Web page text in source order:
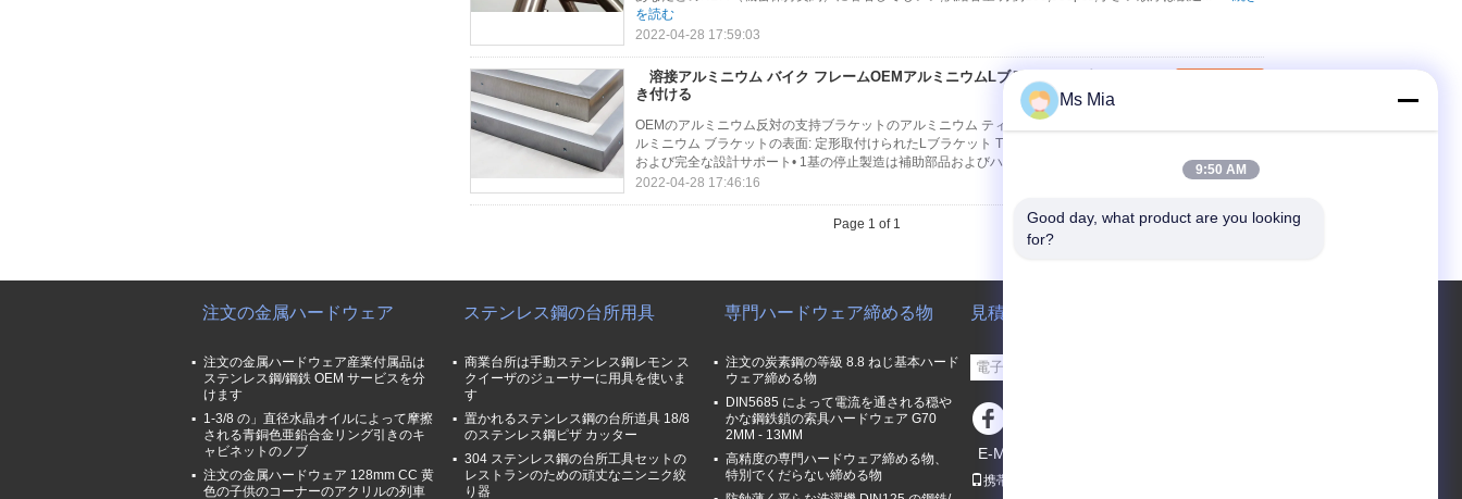
を読む
2022-04-28 17:59:03
溶接アルミニウム バイク フレームOEMアルミニウムLブラケットに砂を吹
き付ける
OEMのアルミニウム反対の支持ブラケットのアルミニウム ティグ溶接 プロセス サービス 速い細部: OEMア
ルミニウム ブラケットの表面: 定形取付けられたLブラケット Triaggleブラケット 角カッコ 記述: • 設計援助
および完全な設計サポート• 1基の停止製造は補助部品およびハードウェア海...
2022-04-28 17:46:16
Page 1 of 1
注文の金属ハードウェア
注文の金属ハードウェア産業付属品は
ステンレス鋼/鋼鉄 OEM サービスを分
けます
1-3/8 の」直径水晶オイルによって摩擦
される青銅色亜鉛合金リング引きのキ
ャビネットのノブ
注文の金属ハードウェア 128mm CC 黄
色の子供のコーナーのアクリルの列車
ステンレス鋼の台所用具
商業台所は手動ステンレス鋼レモン ス
クイーザのジューサーに用具を使いま
す
置かれるステンレス鋼の台所道具 18/8
のステンレス鋼ピザ カッター
304 ステンレス鋼の台所工具セットの
レストランのための頑丈なニンニク絞
り器
専門ハードウェア締める物
注文の炭素鋼の等級 8.8 ねじ基本ハード
ウェア締める物
DIN5685 によって電流を通される穏や
かな鋼鉄鎖の索具ハードウェア G70
2MM - 13MM
高精度の専門ハードウェア締める物、
特別でくだらない締める物
見積依頼
E-Mail
携帯サイト
Ms Mia
9:50 AM
Good day, what product are you looking
for?